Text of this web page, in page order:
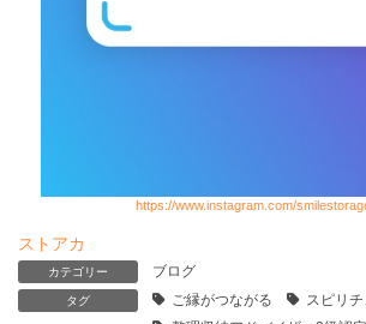
https://www.instagram.com/
ストアカ
カテゴリー ブログ
タグ ご縁がつながる スピリ